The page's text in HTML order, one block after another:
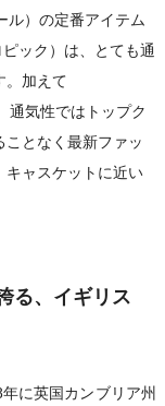
ル）の定番アイテム
ック）は、とても通
。加えて
通気性ではトップク
となく最新ファッ
キャスケットに近い
る、イギリス
に英国カンブリア州